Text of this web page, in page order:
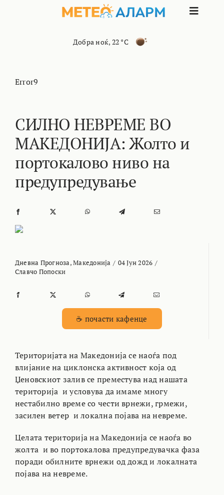
Toggle
ИНТЕРЕСНО
КОНТАКТ
Добра ноќ, 22 °C
Error9
СИЛНО НЕВРЕМЕ ВО
МАКЕДОНИЈА: Жолто и
портокалово ниво на
предупредување
Дневна Прогноза,Македонија / 04 Јун 2026 /
Славчо Попоски
☕ почасти кафенце
Територијата на Македонија се наоѓа под
влијание на циклонска активност која од
Џеновскиот залив се преместува над нашата
територија и условува да имаме многу
нестабилно време со чести врнежи, грмежи,
засилен ветер и локална појава на невреме.
Целата територија на Македонија се наоѓа во
жолта и во портокалова предупредувачка фаза
поради обилните врнежи од дожд и локалната
појава на невреме.